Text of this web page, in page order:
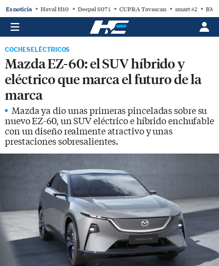
Es noticia Haval H10 Deepal S07 i CUPRA Tavascan smart #2
COCHES ELÉCTRICOS
Mazda EZ-60: el SUV híbrido y
eléctrico que marca el futuro de la
marca
Mazda ya dio unas primeras pinceladas sobre su
nuevo EZ-60, un SUV eléctrico e híbrido enchufable
con un diseño realmente atractivo y unas
prestaciones sobresalientes.